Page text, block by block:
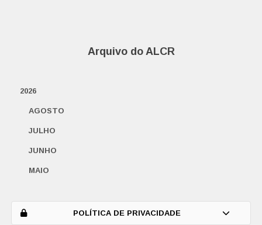
Arquivo do ALCR
2026
AGOSTO
JULHO
JUNHO
MAIO
POLÍTICA DE PRIVACIDADE